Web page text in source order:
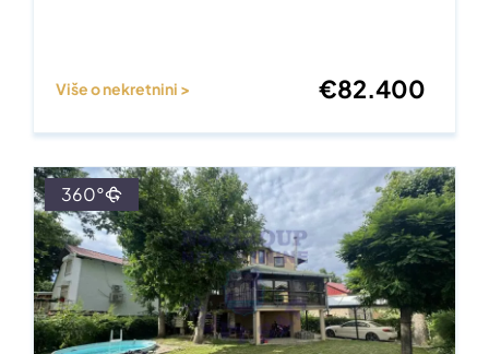
Više o nekretnini > €82.400
360°